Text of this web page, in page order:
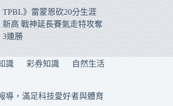
TPBL》雷蒙恩砍20分生涯
新高 戰神延長賽氣走特攻奪
3連勝
識 彩券知識 自然生活
導，滿足科技愛好者與體育